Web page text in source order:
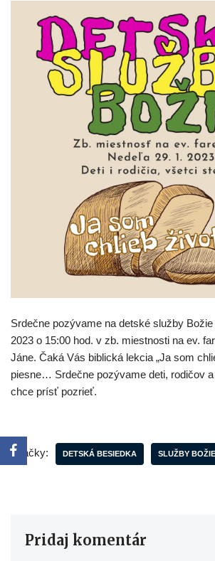
Srdečne pozývame na detské služby
2023 o 15:00 hod. v zb. miestnosti na ev.
Jáne. Čaká Vás biblická lekcia „Ja som
piesne… Srdečne pozývame deti, rodičov
chce prísť pozrieť.
Značky: DETSKÁ BESIEDKA SLUŽBY BOŽIE
Pridaj komentár